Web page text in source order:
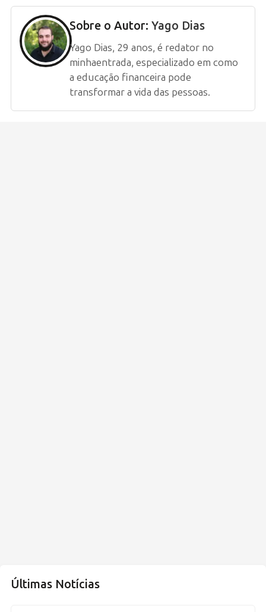
Sobre o Autor: Yago Dias
Yago Dias, 29 anos, é redator no
minhaentrada, especializado em como
a educação financeira pode
transformar a vida das pessoas.
Últimas Notícias